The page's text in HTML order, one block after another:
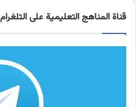
قناة المناهج التعليمية على التلغرام